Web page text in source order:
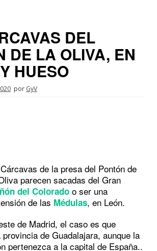
DEL
DE LA OLIVA, EN
HUESO
por GyV
de la presa del Pontón de
parecen sacadas del Gran
del Colorado o ser una
de las Médulas, en León.
de Madrid, el caso es que
de Guadalajara, aunque la
pertenezca a la capital de España..